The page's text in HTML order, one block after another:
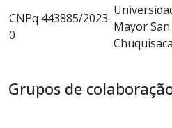
CNPq 443885/2023-
0
Mayor
Chuquisaca
Grupos de